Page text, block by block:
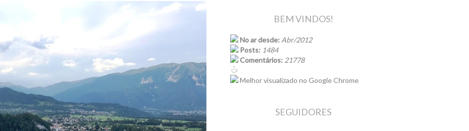
BEM VINDOS!
No ar desde: Abr/2012
Posts: 1484
Comentários: 21778
Melhor visualizado no Google Chrome
SEGUIDORES